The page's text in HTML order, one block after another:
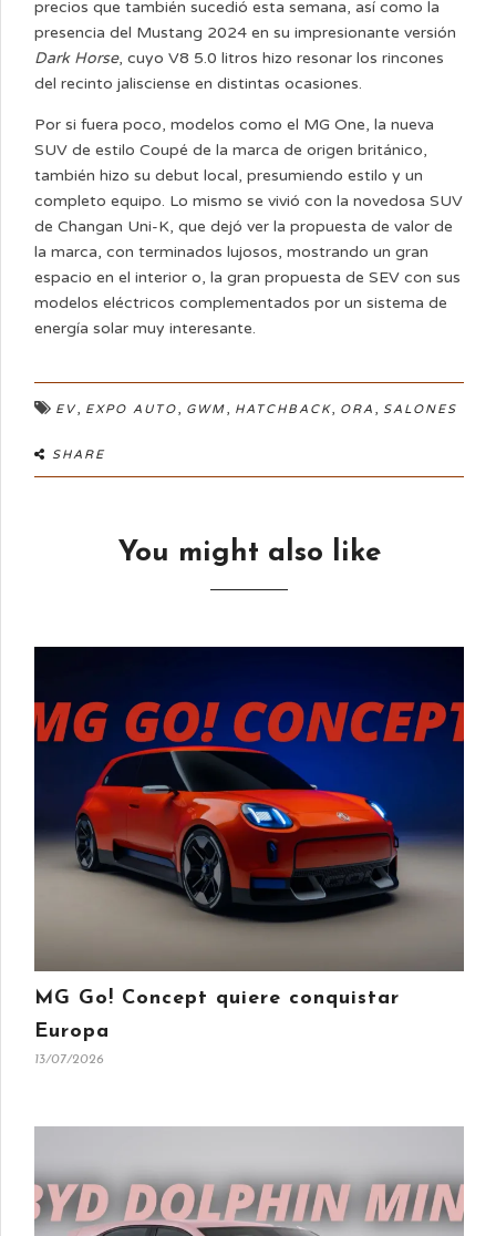
precios que también sucedió esta semana, así como la
presencia del Mustang 2024 en su impresionante versión
Dark Horse, cuyo V8 5.0 litros hizo resonar los rincones
del recinto jalisciense en distintas ocasiones.
Por si fuera poco, modelos como el MG One, la nueva
SUV de estilo Coupé de la marca de origen británico,
también hizo su debut local, presumiendo estilo y un
completo equipo. Lo mismo se vivió con la novedosa SUV
de Changan Uni-K, que dejó ver la propuesta de valor de
la marca, con terminados lujosos, mostrando un gran
espacio en el interior o, la gran propuesta de SEV con sus
modelos eléctricos complementados por un sistema de
energía solar muy interesante.
EV, EXPO AUTO, GWM, HATCHBACK, ORA , SALONES
SHARE
You might also like
MG Go! Concept quiere conquistar
Europa
13/07/2026